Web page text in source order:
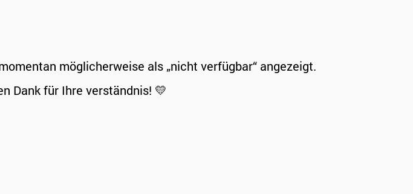
möglicherweise als „nicht verfügbar“ angezeigt.
Dank für Ihre verständnis! 💛